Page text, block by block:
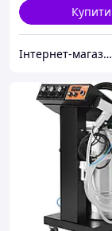
Купити
Інтернет-магазин Premium Pro